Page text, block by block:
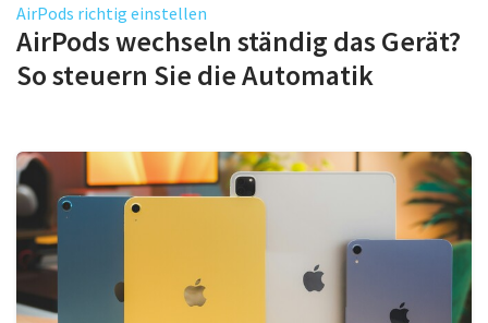
AirPods richtig einstellen
AirPods wechseln ständig das Gerät?
So steuern Sie die Automatik